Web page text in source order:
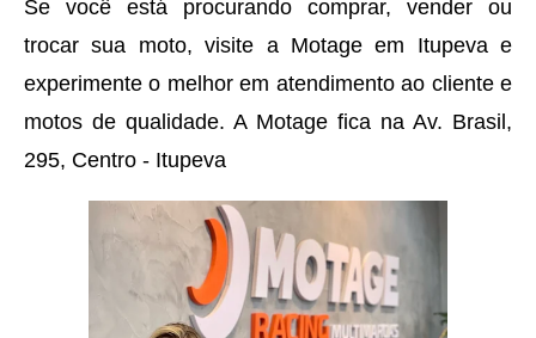
Se você está procurando comprar, vender ou
trocar sua moto, visite a Motage em Itupeva e
experimente o melhor em atendimento ao cliente e
motos de qualidade. A Motage fica na Av. Brasil,
295, Centro - Itupeva